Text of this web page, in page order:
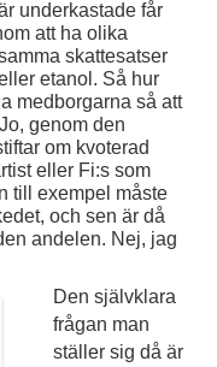
underkastade får
att ha olika
skattesatser
etanol. Så hur
medborgarna så att
genom den
om kvoterad
eller Fi:s som
till exempel måste
och sen är då
andelen. Nej, jag
Den självklara
frågan man
ställer sig då är